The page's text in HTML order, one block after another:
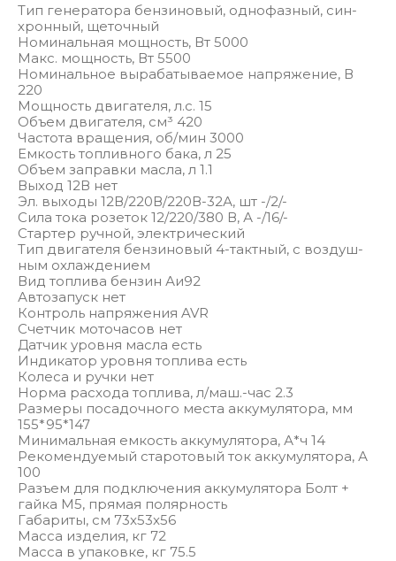
Тип генератора бен­зи­но­вый, од­но­фаз­ный, син­
хрон­ный, ще­точ­ный
Номинальная мощность, Вт 5000
Макс. мощность, Вт 5500
Номинальное вырабатываемое напряжение, В
220
Мощность двигателя, л.с. 15
Объем двигателя, см³ 420
Частота вращения, об/мин 3000
Емкость топливного бака, л 25
Объем заправки масла, л 1.1
Выход 12В нет
Эл. выходы 12В/220В/220В-32А, шт -/2/-
Сила тока розеток 12/220/380 В, А -/16/-
Стартер руч­ной, элек­три­че­ский
Тип двигателя бен­зи­но­вый 4-­такт­ный, с воз­душ­
ным охла­жде­ни­ем
Вид топлива бен­зин Аи92
Автозапуск нет
Контроль напряжения AVR
Счетчик моточасов нет
Датчик уровня масла есть
Индикатор уровня топлива есть
Колеса и ручки нет
Норма расхода топлива, л/маш.-час 2.3
Размеры посадочного места аккумулятора, мм
155*95*147
Минимальная емкость аккумулятора, А*ч 14
Рекомендуемый старотовый ток аккумулятора, А
100
Разъем для подключения аккумулятора Болт +
гайка М5, пря­мая по­ляр­ность
Габариты, см 73x53x56
Масса изделия, кг 72
Масса в упаковке, кг 75.5